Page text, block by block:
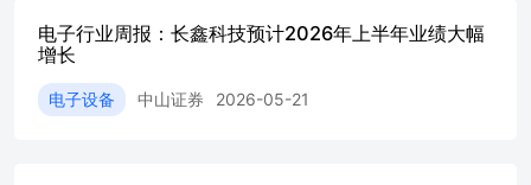
电子行业周报：长鑫科技预计2026年上半年业绩大幅
增长
电子设备 中山证券 2026-05-21